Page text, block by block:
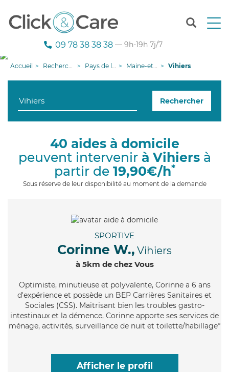
T
n
g
09 78 38 38 38 — 9h-19h 7j/7
Accueil Recherche aide à domicile Pays de la Loire Maine-et-Loire Vihiers
Rechercher
40 aides à domicile
peuvent intervenir à Vihiersà
partir de 19,90€/h*
Sous réserve de leur disponibilité au moment de la demande
SPORTIVE
Corinne W., Vihiers
à 5km de chez Vous
Optimiste, minutieuse et polyvalente, Corinne a 6 ans
d'expérience et possède un BEP Carrières Sanitaires et
Sociales (CSS). Maitrisant bien les troubles gastro-
intestinaux et la démence, Corinne apporte ses services de
ménage, activités, surveillance de nuit et toilette/habillage*
Afficher le profil